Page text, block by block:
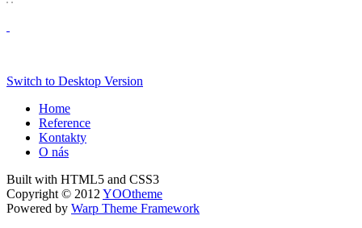
Switch to Desktop Version
Home
Reference
Kontakty
O nás
Built with HTML5 and CSS3
Copyright © 2012 YOOtheme
Powered by Warp Theme Framework